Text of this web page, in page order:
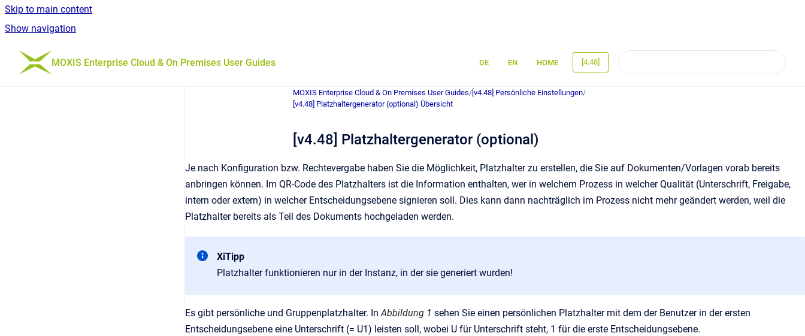
Skip to main content
Show navigation
Go to homepage
MOXIS Enterprise Cloud & On Premises User Guides DE EN HOME [4.48]
MOXIS Enterprise Cloud & On Premises User Guides/ [v4.48] Persönliche Einstellungen/
[v4.48] Platzhaltergenerator (optional) Übersicht
[v4.48] Platzhaltergenerator (optional)
Je nach Konfiguration bzw. Rechtevergabe haben Sie die Möglichkeit, Platzhalter zu erstellen, die Sie auf Dokumenten/Vorlagen vorab bereits
anbringen können. Im QR-Code des Platzhalters ist die Information enthalten, wer in welchem Prozess in welcher Qualität (Unterschrift, Freigabe,
intern oder extern) in welcher Entscheidungsebene signieren soll. Dies kann dann nachträglich im Prozess nicht mehr geändert werden, weil die
Platzhalter bereits als Teil des Dokuments hochgeladen werden.
XiTipp
Platzhalter funktionieren nur in der Instanz, in der sie generiert wurden!
Es gibt persönliche und Gruppenplatzhalter. InAbbildung 1 sehen Sie einen persönlichen Platzhalter mit dem der Benutzer in der ersten
Entscheidungsebene eine Unterschrift (= U1) leisten soll, wobei U für Unterschrift steht, 1 für die erste Entscheidungsebene.